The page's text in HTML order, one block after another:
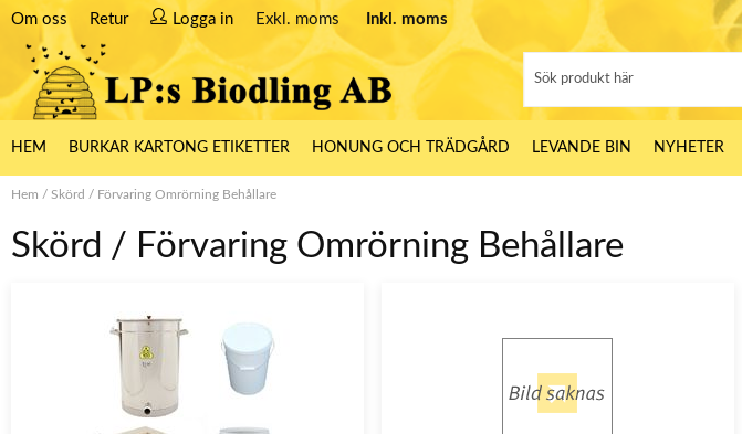
Om oss Retur Logga in Exkl. moms Inkl. moms
HEM BURKAR KARTONG ETIKETTER HONUNG OCH TRÄDGÅRD LEVANDE BIN NYHETER
Hem / Skörd / Förvaring Omrörning Behållare
Skörd / Förvaring Omrörning Behållare